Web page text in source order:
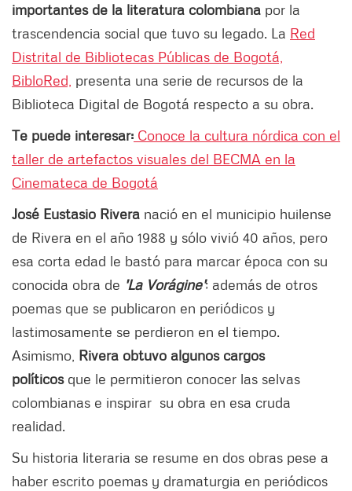
importantes de la literatura colombiana por la
trascendencia social que tuvo su legado. La Red
Distrital de Bibliotecas Públicas de Bogotá,
BibloRed, presenta una serie de recursos de la
Biblioteca Digital de Bogotá respecto a su obra.
Te puede interesar: Conoce la cultura nórdica con el
taller de artefactos visuales del BECMA en la
Cinemateca de Bogotá
José Eustasio Rivera nació en el municipio huilense
de Rivera en el año 1988 y sólo vivió 40 años, pero
esa corta edad le bastó para marcar época con su
conocida obra de 'La Vorágine'; además de otros
poemas que se publicaron en periódicos y
lastimosamente se perdieron en el tiempo.
Asimismo, Rivera obtuvo algunos cargos
políticosque le permitieron conocer las selvas
colombianas e inspirar su obra en esa cruda
realidad.
Su historia literaria se resume en dos obras pese a
haber escrito poemas y dramaturgia en periódicos